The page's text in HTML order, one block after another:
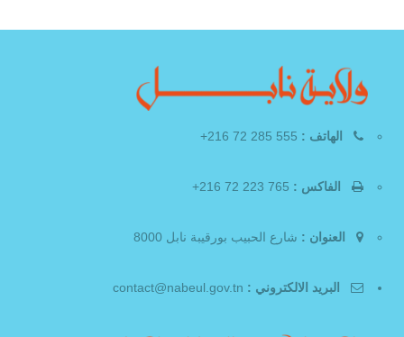
الهاتف :
الفاكس :
العنوان : شارع الحبيب بورقيبة نابل 8000
البريد الالكتروني :